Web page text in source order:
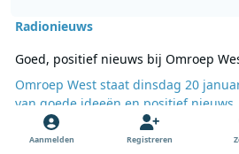
Radionieuws
Goed, positief nieuws bij Omroep
Omroep West staat dinsdag 20
van goede ideeën en positief
komen die dag van 06:30 uur tot
Circustheater in Den Haag, tijdens
Aanmelden Registreren